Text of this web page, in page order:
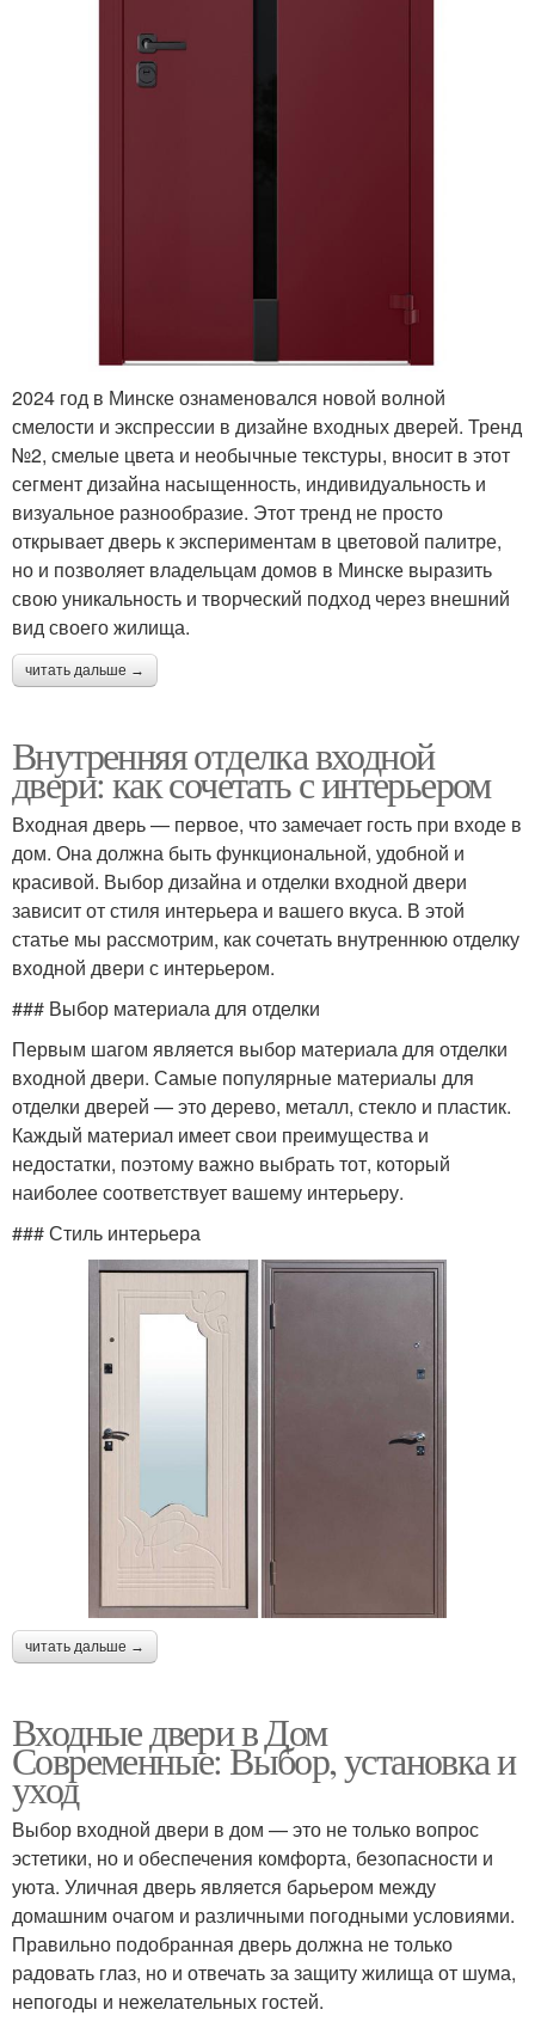
2024 год в Минске ознаменовался новой волной
смелости и экспрессии в дизайне входных дверей. Тренд
№2, смелые цвета и необычные текстуры, вносит в этот
сегмент дизайна насыщенность, индивидуальность и
визуальное разнообразие. Этот тренд не просто
открывает дверь к экспериментам в цветовой палитре,
но и позволяет владельцам домов в Минске выразить
свою уникальность и творческий подход через внешний
вид своего жилища.
читать дальше →
Внутренняя отделка входной
двери: как сочетать с интерьером
Входная дверь — первое, что замечает гость при входе в
дом. Она должна быть функциональной, удобной и
красивой. Выбор дизайна и отделки входной двери
зависит от стиля интерьера и вашего вкуса. В этой
статье мы рассмотрим, как сочетать внутреннюю отделку
входной двери с интерьером.
### Выбор материала для отделки
Первым шагом является выбор материала для отделки
входной двери. Самые популярные материалы для
отделки дверей — это дерево, металл, стекло и пластик.
Каждый материал имеет свои преимущества и
недостатки, поэтому важно выбрать тот, который
наиболее соответствует вашему интерьеру.
### Стиль интерьера
читать дальше →
Входные двери в Дом
Современные: Выбор, установка и
уход
Выбор входной двери в дом — это не только вопрос
эстетики, но и обеспечения комфорта, безопасности и
уюта. Уличная дверь является барьером между
домашним очагом и различными погодными условиями.
Правильно подобранная дверь должна не только
радовать глаз, но и отвечать за защиту жилища от шума,
непогоды и нежелательных гостей.